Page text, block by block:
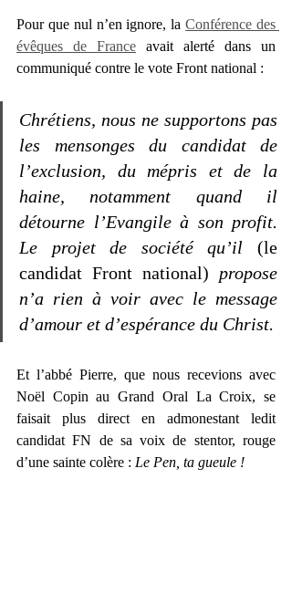
Pour que nul n’en ignore, la Conférence des
évêques de France avait alerté dans un
communiqué contre le vote Front national :
Chrétiens, nous ne supportons pas
les mensonges du candidat de
l’exclusion, du mépris et de la
haine, notamment quand il
détourne l’Evangile à son profit.
Le projet de société qu’il (le
candidat Front national) propose
n’a rien à voir avec le message
d’amour et d’espérance du Christ.
Et l’abbé Pierre, que nous recevions avec
Noël Copin au Grand Oral La Croix, se
faisait plus direct en admonestant ledit
candidat FN de sa voix de stentor, rouge
d’une sainte colère : Le Pen, ta gueule !